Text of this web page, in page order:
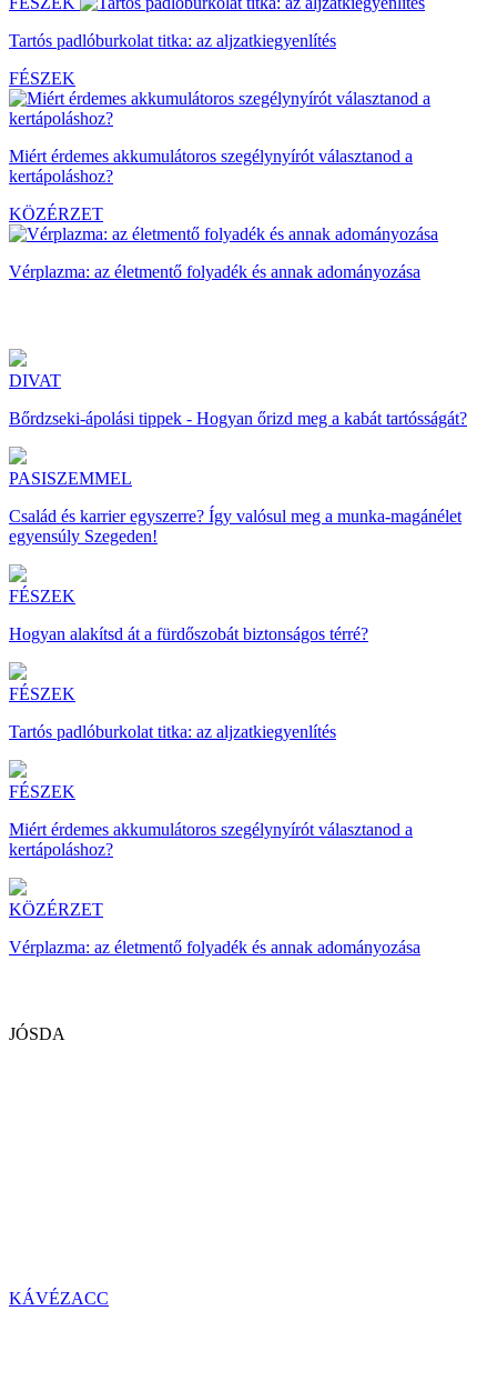
Tartós padlóburkolat titka: az aljzatkiegyenlítés
FÉSZEK
Miért érdemes akkumulátoros szegélynyírót választanod a
kertápoláshoz?
KÖZÉRZET
Vérplazma: az életmentő folyadék és annak adományozása
DIVAT
Bőrdzseki-ápolási tippek - Hogyan őrizd meg a kabát tartósságát?
PASISZEMMEL
Család és karrier egyszerre? Így valósul meg a munka-magánélet
egyensúly Szegeden!
FÉSZEK
Hogyan alakítsd át a fürdőszobát biztonságos térré?
FÉSZEK
Tartós padlóburkolat titka: az aljzatkiegyenlítés
FÉSZEK
Miért érdemes akkumulátoros szegélynyírót választanod a
kertápoláshoz?
KÖZÉRZET
Vérplazma: az életmentő folyadék és annak adományozása
JÓSDA
KÁVÉZACC